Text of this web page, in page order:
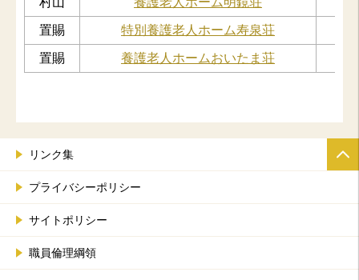
置賜 特別養護老人ホーム寿泉荘
置賜 養護老人ホームおいたま荘
リンク集
プライバシーポリシー
サイトポリシー
職員倫理綱領